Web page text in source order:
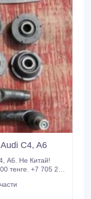
C4, A6
тенге. +7 705 211